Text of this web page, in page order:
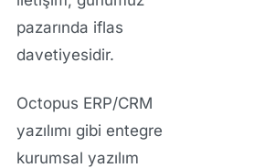
pazarında iflas
davetiyesidir.
Octopus ERP/CRM
yazılımı gibi entegre
kurumsal yazılım